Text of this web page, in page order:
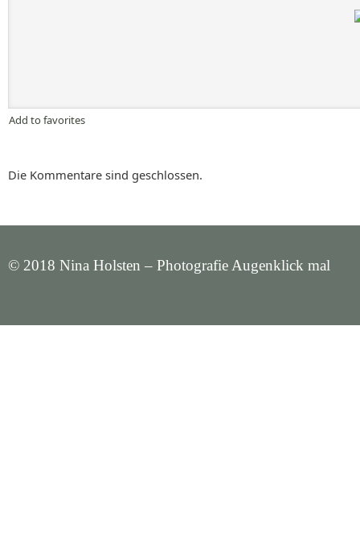
Add to favorites
Die Kommentare sind geschlossen.
© 2018 Nina Holsten – Photografie Augenklick mal